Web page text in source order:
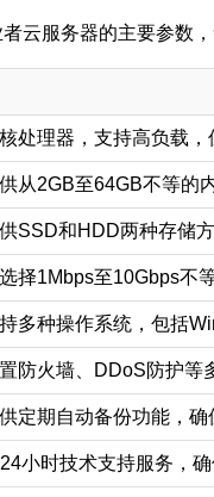
云服务器的主要参数
处理器，支持高负载
从2GB至64GB不等的
SSD和HDD两种存储
择1Mbps至10Gbps不
多种操作系统，包括
防火墙、DDoS防护等
定期自动备份功能，
小时技术支持服务，